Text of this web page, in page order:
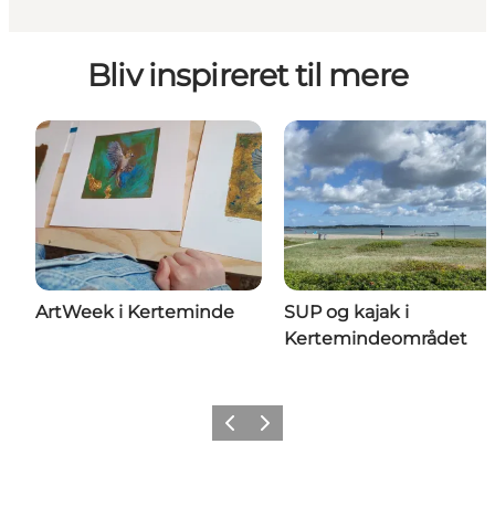
Bliv inspireret til mere
ArtWeek i Kerteminde
SUP og kajak i
Kertemindeområdet
ForrigeNæste